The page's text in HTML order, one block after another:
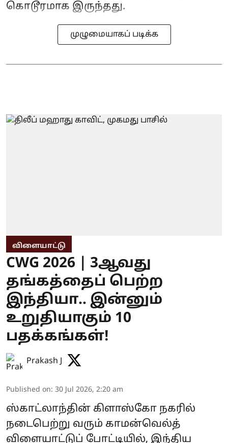
கொடூரமாக இருந்தது.
முழுமையாகப் படிக்க
விளையாட்டு
CWG 2026 | 3ஆவது
தங்கத்தைப் பெற்ற
இந்தியா.. இன்னும்
உறுதியாகும் 10
பதக்கங்கள்!
Prakash J
Published on: 30 Jul 2026, 2:20 am
ஸ்காட்லாந்தின் கிளாஸ்கோ நகரில்
நடைபெற்று வரும் காமன்வெல்த்
விளையாட்டுப் போட்டியில், இந்திய